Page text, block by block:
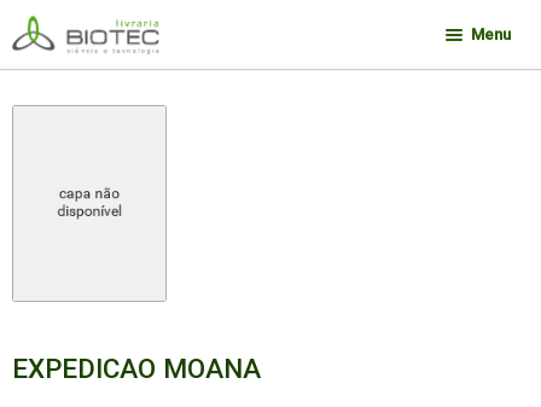
Pular
para
navegação
Pular
para
o
conteúdo
Menu
EXPEDICAO MOANA